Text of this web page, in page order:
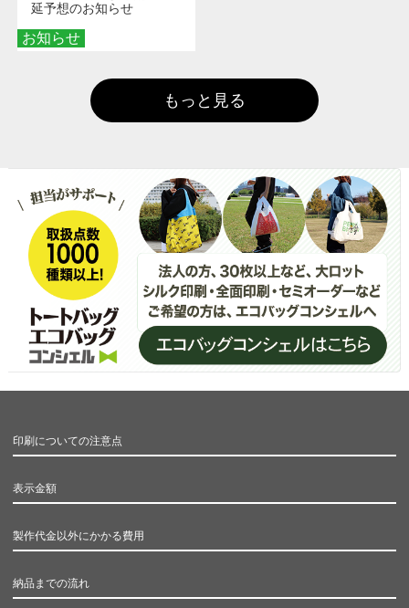
お知らせ
延予想のお知らせ
もっと見る
印刷についての注意点
表示金額
製作代金以外にかかる費用
納品までの流れ